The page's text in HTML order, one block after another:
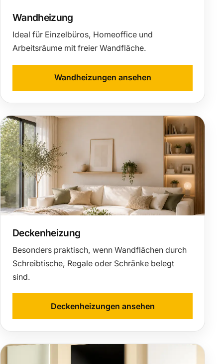
Wandheizung
Ideal für Einzelbüros, Homeoffice und
Arbeitsräume mit freier Wandfläche.
Wandheizungen ansehen
Deckenheizung
Besonders praktisch, wenn Wandflächen durch
Schreibtische, Regale oder Schränke belegt
sind.
Deckenheizungen ansehen